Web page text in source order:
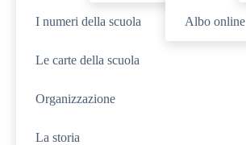
I numeri della scuola
Le carte della scuola
Organizzazione
La storia
Albo online
SCUOLA
Cerca tra leNOVITÀ
Cerca nellaDIDATTICA
Cerca inTUTTO IL SITO